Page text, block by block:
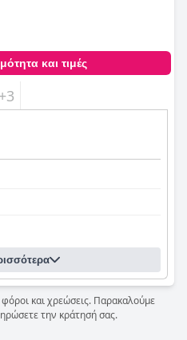
και τιμές
+3
και χρεώσεις. Παρακαλούμε
την κράτησή σας.